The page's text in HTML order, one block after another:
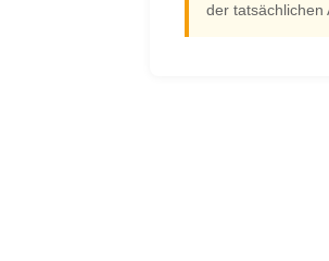
der tatsächlichen